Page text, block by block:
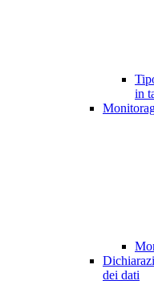
in
dei dati